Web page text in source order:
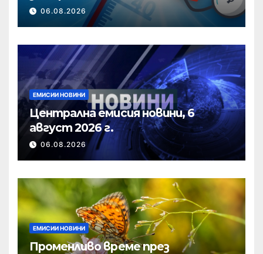
06.08.2026
ЕМИСИИ НОВИНИ
Централна емисия новини, 6
август 2026 г.
06.08.2026
ЕМИСИИ НОВИНИ
Променливо време през